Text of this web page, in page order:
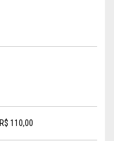
R$ 110,00